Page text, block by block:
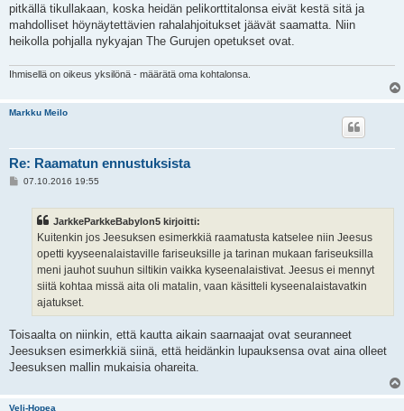
pitkällä tikullakaan, koska heidän pelikorttitalonsa eivät kestä sitä ja
mahdolliset höynäytettävien rahalahjoitukset jäävät saamatta. Niin
heikolla pohjalla nykyajan The Gurujen opetukset ovat.
Ihmisellä on oikeus yksilönä - määrätä oma kohtalonsa.
Markku Meilo
Re: Raamatun ennustuksista
V07.10.2016 19:55
JarkkeParkkeBabylon5 kirjoitti:
Kuitenkin jos Jeesuksen esimerkkiä raamatusta katselee niin Jeesus
opetti kyyseenalaistaville fariseuksille ja tarinan mukaan fariseuksilla
meni jauhot suuhun siltikin vaikka kyseenalaistivat. Jeesus ei mennyt
siitä kohtaa missä aita oli matalin, vaan käsitteli kyseenalaistavatkin
ajatukset.
Toisaalta on niinkin, että kautta aikain saarnaajat ovat seuranneet
Jeesuksen esimerkkiä siinä, että heidänkin lupauksensa ovat aina olleet
Jeesuksen mallin mukaisia ohareita.
Veli-Hopea